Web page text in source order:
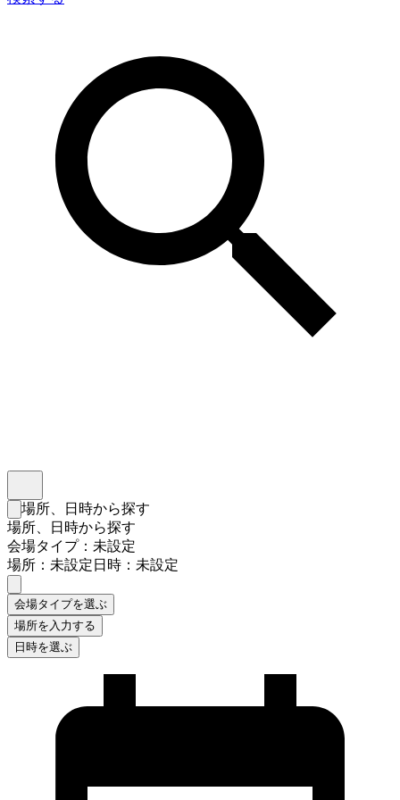
検索フォームを閉じる
場所、日時から探す
場所、日時から探す
会場タイプ：未設定
場所：未設定日時：未設定
会場タイプを選ぶ
場所を入力する
日時を選ぶ